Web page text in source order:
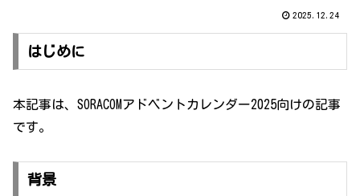
2025.12.24
はじめに
本記事は、SORACOMアドベントカレンダー2025向けの記事
です。
背景